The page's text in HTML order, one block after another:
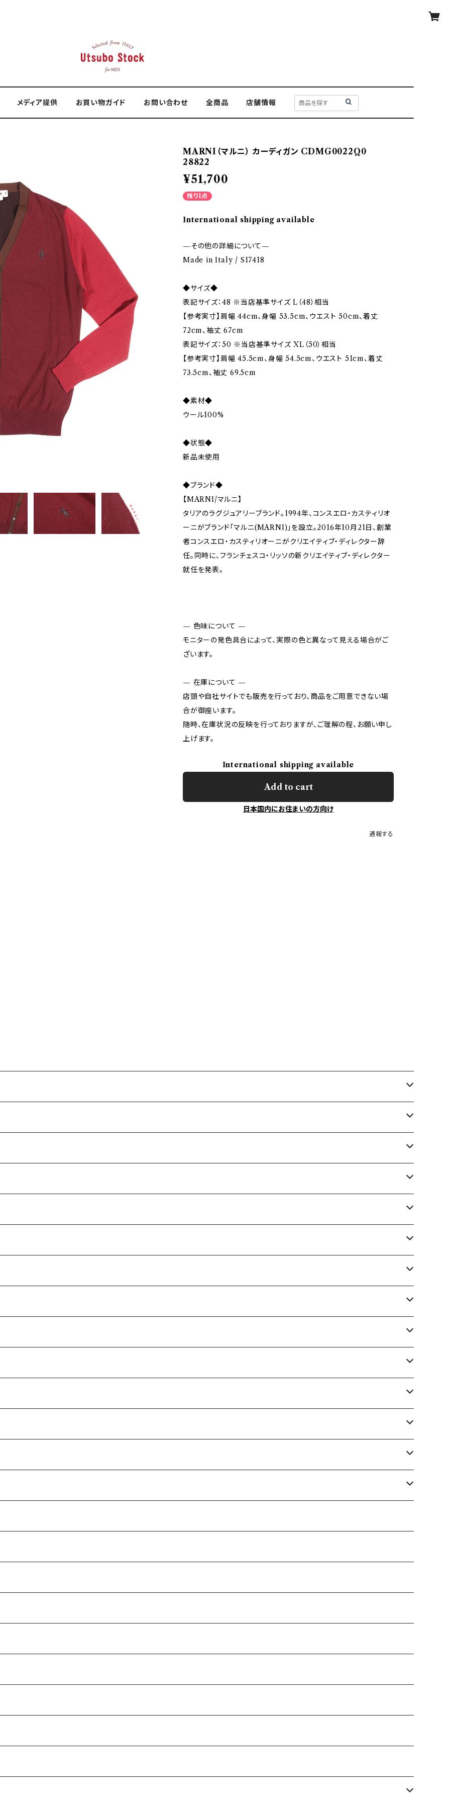
メディア提供 お買い物ガイド お問い合わせ 全商品 店舗情報
MARNI（マルニ） カーディガン CDMG0022Q0
28822
¥51,700
残り1点
International shipping available
—その他の詳細について—
Made in Italy / S17418
◆サイズ◆
表記サイズ：48 ※当店基準サイズ L（48）相当
【参考実寸】肩幅 44cm、身幅 53.5cm、ウエスト 50cm、着丈
72cm、袖丈 67cm
表記サイズ：50 ※当店基準サイズ XL（50）相当
【参考実寸】肩幅 45.5cm、身幅 54.5cm、ウエスト 51cm、着丈
73.5cm、袖丈 69.5cm
◆素材◆
ウール100%
◆状態◆
新品未使用
◆ブランド◆
【MARNI/マルニ】
タリアのラグジュアリーブランド。1994年、コンスエロ・カスティリオ
ーニがブランド「マルニ(MARNI)」を設立。2016年10月21日、創業
者コンスエロ・カスティリオーニがクリエイティブ・ディレクター辞
任。同時に、フランチェスコ・リッソの新クリエイティブ・ディレクター
就任を発表。
— 色味について —
モニターの発色具合によって、実際の色と異なって見える場合がご
ざいます。
— 在庫について —
店頭や自社サイトでも販売を行っており、商品をご用意できない場
合が御座います。
随時、在庫状況の反映を行っておりますが、ご理解の程、お願い申し
上げます。
International shipping available
Add to cart
日本国内にお住まいの方向け
通報する